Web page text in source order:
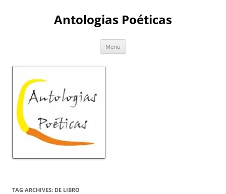
Antologias Poéticas
Menu
TAG ARCHIVES: DE LIBRO